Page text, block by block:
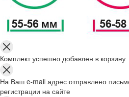
Комплект успешно добавлен в корзину
На Ваш e-mail адрес отправлено
регистрации на сайте